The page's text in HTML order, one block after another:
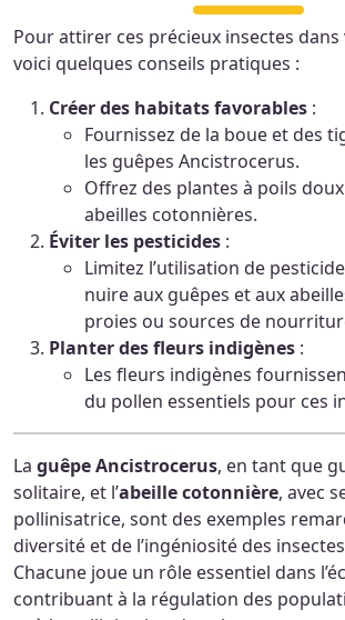
Pour attirer ces précieux insectes
voici quelques conseils pratiques :
Créer des habitats favorables :
Fournissez de la boue et des
les guêpes Ancistrocerus.
Offrez des plantes à poils
abeilles cotonnières.
Éviter les pesticides :
Limitez l’utilisation de
nuire aux guêpes et aux
proies ou sources de
Planter des fleurs indigènes :
Les fleurs indigènes
du pollen essentiels pour ces
La guêpe Ancistrocerus, en tant que
solitaire, et l’abeille cotonnière, avec
pollinisatrice, sont des exemples
diversité et de l’ingéniosité des
Chacune joue un rôle essentiel dans
contribuant à la régulation des